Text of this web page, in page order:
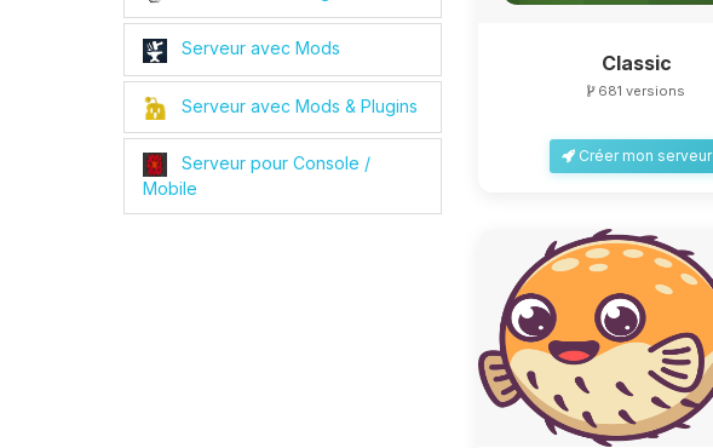
Serveur avec Mods
Serveur avec Mods & Plugins
Serveur pour Console /
Mobile
Classic
681 versions
Créer mon serveur